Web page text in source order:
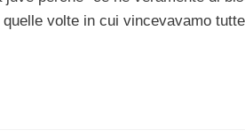
volte in cui vincevavamo